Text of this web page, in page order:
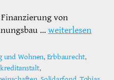
von
… weiterlesen
und Wohnen, Erbbaurecht,
,